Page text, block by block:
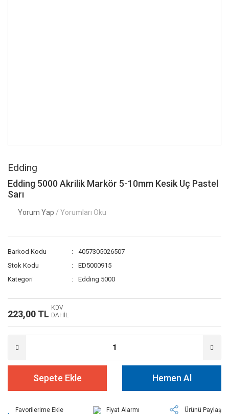
Edding
Edding 5000 Akrilik Markör 5-10mm Kesik Uç Pastel
Sarı
Yorum Yap / Yorumları Oku
Barkod Kodu
4057305026507
Stok Kodu
ED5000915
Kategori
Edding 5000
223,00 TL
KDV
DAHİL
Sepete Ekle Hemen Al
Fiyat Alarmı
Ürünü Paylaş